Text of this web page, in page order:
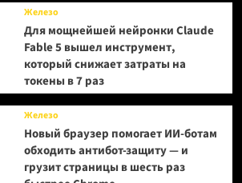
Железо
Для мощнейшей нейронки Claude
Fable 5 вышел инструмент,
который снижает затраты на
токены в 7 раз
Железо
Новый браузер помогает ИИ-ботам
обходить антибот-защиту — и
грузит страницы в шесть раз